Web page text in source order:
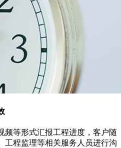
频等形式汇报工程进度，客户随
工程监理等相关服务人员进行沟